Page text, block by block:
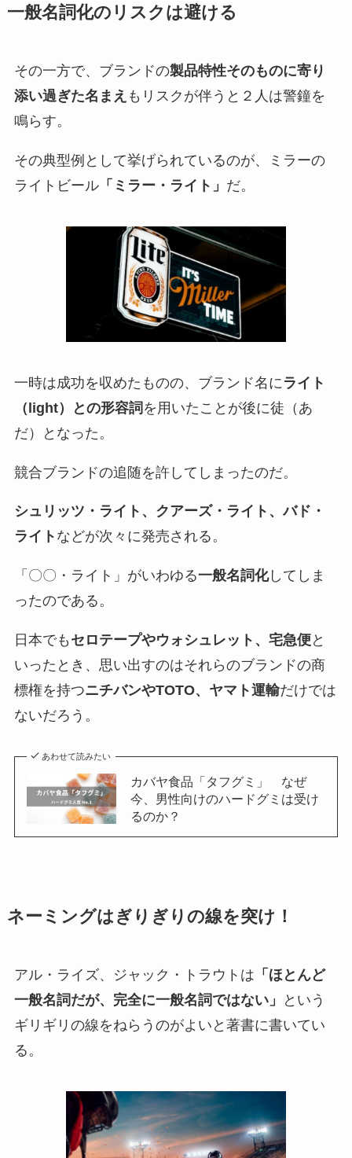
一般名詞化のリスクは避ける
その一方で、ブランドの製品特性そのものに寄り
添い過ぎた名まえ もリスクが伴うと２人は警鐘を
鳴らす。
その典型例として挙げられているのが、ミラーの
ライトビール「ミラー・ライト」 だ。
一時は成功を収めたものの、ブランド名に ライト
（light）との形容詞 を用いたことが後に徒（あ
だ）となった。
競合ブランドの追随を許してしまったのだ。
シュリッツ・ライト、クアーズ・ライト、バド・
ライト などが次々に発売される。
「〇〇・ライト」がいわゆる一般名詞化してしま
ったのである。
日本でも セロテープやウォシュレット、宅急便と
いったとき、思い出すのはそれらのブランドの商
標権を持つニチバンやTOTO、ヤマト運輸だけでは
ないだろう。
あわせて読みたい
カバヤ食品「タフグミ」 なぜ
今、男性向けのハードグミは受け
るのか？
ネーミングはぎりぎりの線を突け！
アル・ライズ、ジャック・トラウトは 「ほとんど
一般名詞だが、完全に一般名詞ではない」
という
ギリギリの線をねらうのがよいと著書に書いてい
る。